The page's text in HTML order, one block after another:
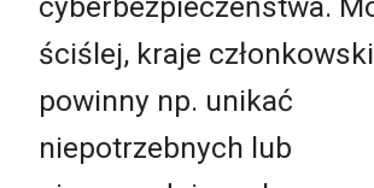
ściślej, kraje
powinny np. unikać
niepotrzebnych lub